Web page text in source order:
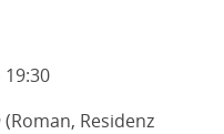
(Roman, Residenz